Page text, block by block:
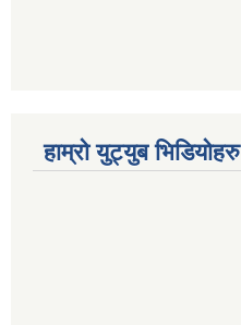
हाम्रो युट्युब भिडियोहरु